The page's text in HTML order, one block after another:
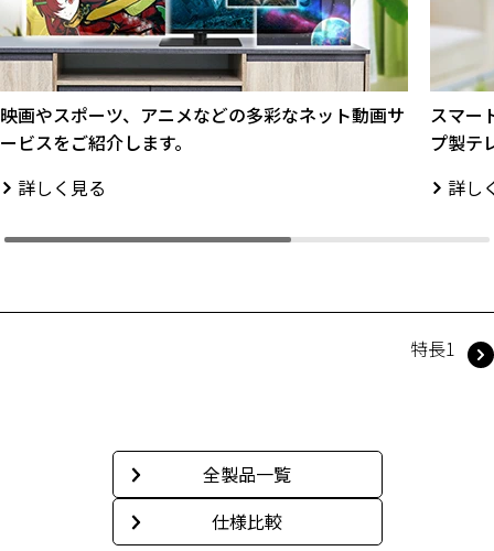
映画やスポーツ、アニメなどの多彩なネット動画サ
ービスをご紹介します。
詳しく見る
スマー
プ製テ
詳し
特長1
全製品一覧
仕様比較